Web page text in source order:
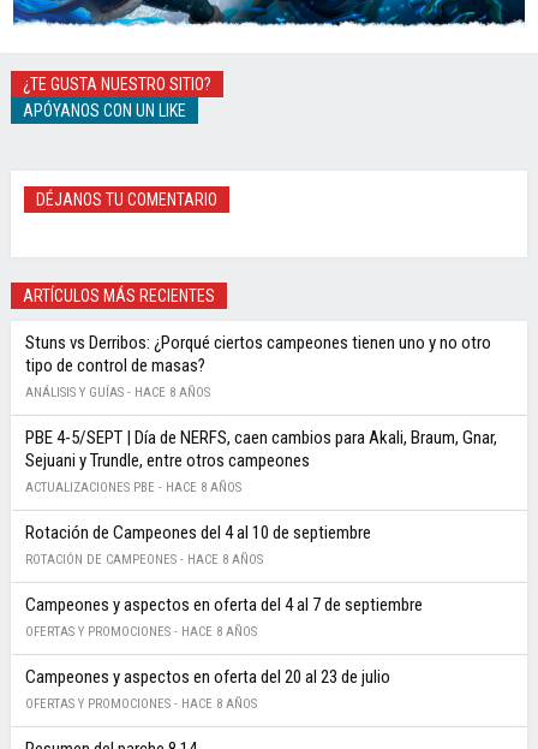
¿TE GUSTA NUESTRO SITIO?
APÓYANOS CON UN LIKE
DÉJANOS TU COMENTARIO
ARTÍCULOS MÁS RECIENTES
Stuns vs Derribos: ¿Porqué ciertos campeones tienen uno y no otro
tipo de control de masas?
ANÁLISIS Y GUÍAS - HACE 8 AÑOS
PBE 4-5/SEPT | Día de NERFS, caen cambios para Akali, Braum, Gnar,
Sejuani y Trundle, entre otros campeones
ACTUALIZACIONES PBE - HACE 8 AÑOS
Rotación de Campeones del 4 al 10 de septiembre
ROTACIÓN DE CAMPEONES - HACE 8 AÑOS
Campeones y aspectos en oferta del 4 al 7 de septiembre
OFERTAS Y PROMOCIONES - HACE 8 AÑOS
Campeones y aspectos en oferta del 20 al 23 de julio
OFERTAS Y PROMOCIONES - HACE 8 AÑOS